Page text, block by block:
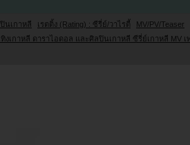
นเกาหลี เรตติ้ง (Rating) : ซีรี่ย์/วาไรตี้
MV/PV/Teaser
ทิงเกาหลี ดาราไอดอล และศิลปินเกาหลี ซีรี่ย์เกาหลี MV